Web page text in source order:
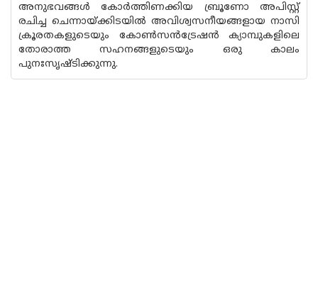
അനുഭവങ്ങള്‍ കോര്‍ത്തിണക്കിയ ബ്രൂണോ അപിസ്റ്റ്
രചിച്ച ചെന്നായ്ക്കിടയില്‍ അവിശ്വസനീയങ്ങളായ നാസി
ക്രൂരതകളുടെയും കോണ്‍സന്‍ട്രേഷന്‍ ക്യാമ്പുകളിലെ
തോരാത്ത സഹനങ്ങളുടെയും ഒരു കാലം
പുനഃസൃഷ്ടിക്കുന്നു.